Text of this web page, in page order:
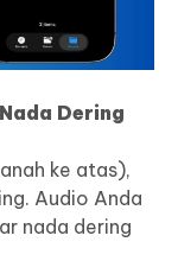
Dering
ke atas),
Audio Anda
nada dering